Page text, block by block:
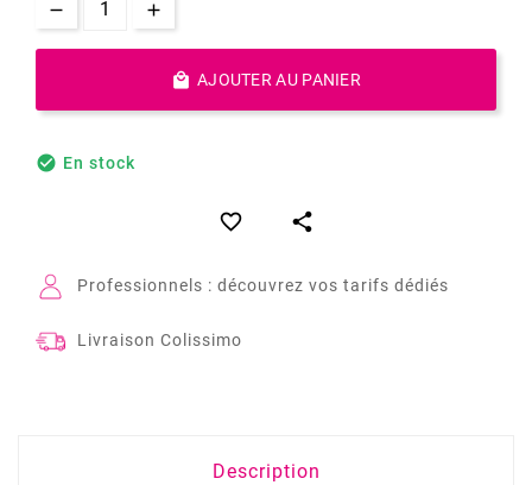
 AJOUTER AU PANIER
 En stock
 
Professionnels : découvrez vos tarifs dédiés
Livraison Colissimo
Description